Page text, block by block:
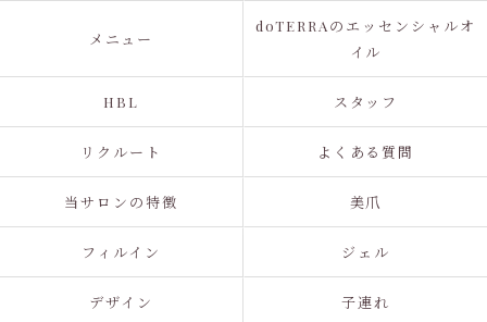
メニュー
doTERRAのエッセンシャルオ
イル
HBL スタッフ
リクルート よくある質問
当サロンの特徴 美爪
フィルイン ジェル
デザイン 子連れ